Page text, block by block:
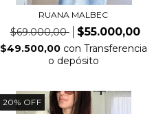
RUANA MALBEC
$69.000,00 $55.000,00
$49.500,00 con Transferencia
o depósito
20% OFF